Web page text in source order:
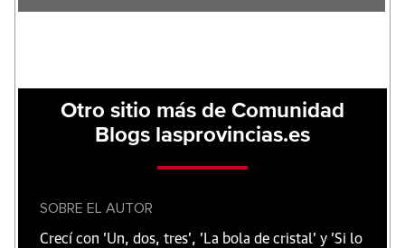
Otro sitio más de Comunidad
Blogs lasprovincias.es
SOBRE EL AUTOR
Crecí con 'Un, dos, tres', 'La bola de cristal' y 'Si lo